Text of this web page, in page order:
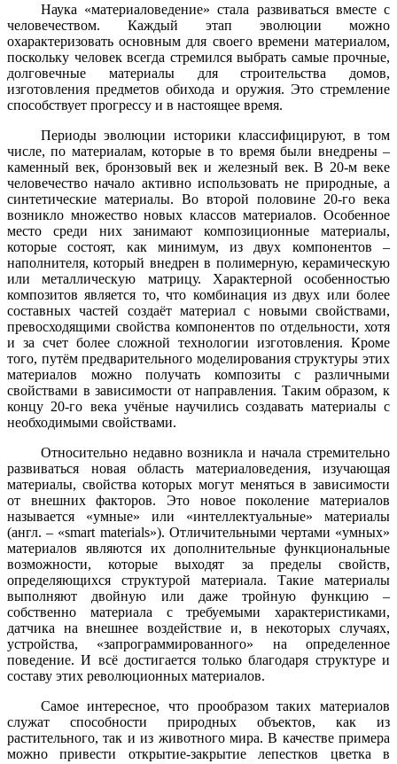
Наука «материаловедение» стала развиваться вместе с
человечеством. Каждый этап эволюции можно
охарактеризовать основным для своего времени материалом,
поскольку человек всегда стремился выбрать самые прочные,
долговечные материалы для строительства домов,
изготовления предметов обихода и оружия. Это стремление
способствует прогрессу и в настоящее время.
Периоды эволюции историки классифицируют, в том
числе, по материалам, которые в то время были внедрены –
каменный век, бронзовый век и железный век. В 20-м веке
человечество начало активно использовать не природные, а
синтетические материалы. Во второй половине 20-го века
возникло множество новых классов материалов. Особенное
место среди них занимают композиционные материалы,
которые состоят, как минимум, из двух компонентов –
наполнителя, который внедрен в полимерную, керамическую
или металлическую матрицу. Характерной особенностью
композитов является то, что комбинация из двух или более
составных частей создаёт материал с новыми свойствами,
превосходящими свойства компонентов по отдельности, хотя
и за счет более сложной технологии изготовления. Кроме
того, путём предварительного моделирования структуры этих
материалов можно получать композиты с различными
свойствами в зависимости от направления. Таким образом, к
концу 20-го века учёные научились создавать материалы с
необходимыми свойствами.
Относительно недавно возникла и начала стремительно
развиваться новая область материаловедения, изучающая
материалы, свойства которых могут меняться в зависимости
от внешних факторов. Это новое поколение материалов
называется «умные» или «интеллектуальные» материалы
(англ. – «smart materials»). Отличительными чертами «умных»
материалов являются их дополнительные функциональные
возможности, которые выходят за пределы свойств,
определяющихся структурой материала. Такие материалы
выполняют двойную или даже тройную функцию –
собственно материала с требуемыми характеристиками,
датчика на внешнее воздействие и, в некоторых случаях,
устройства, «запрограммированного» на определенное
поведение. И всё достигается только благодаря структуре и
составу этих революционных материалов.
Самое интересное, что прообразом таких материалов
служат способности природных объектов, как из
растительного, так и из животного мира. В качестве примера
можно привести открытие-закрытие лепестков цветка в